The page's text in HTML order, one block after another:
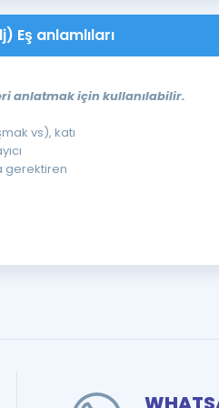
Eş anlamlıları
anlatmak için kullanılabilir.
vs), katı
gerektiren